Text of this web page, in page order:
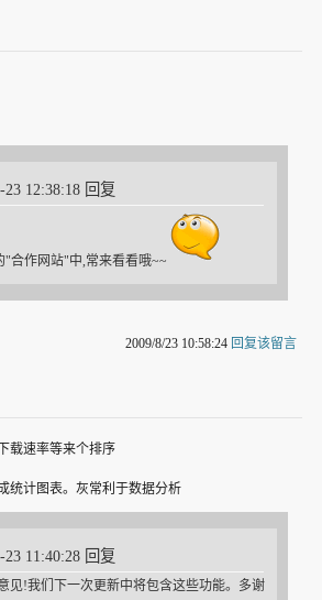
12:38:18 回复
"合作网站"中,常来看看哦~~
2009/8/23 10:58:24 回复该留言
载速率等来个排序
统计图表。灰常利于数据分析
11:40:28 回复
见!我们下一次更新中将包含这些功能。多谢